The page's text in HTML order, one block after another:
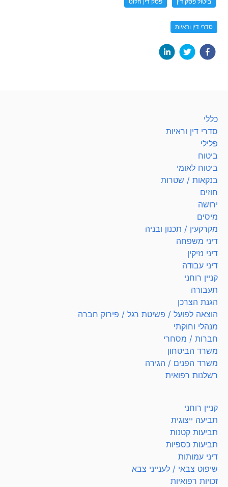
סדרי דין וראיות
כללי
סדרי דין וראיות
פלילי
ביטוח
ביטוח לאומי
בנקאות / שטרות
חוזים
ירושה
מיסים
מקרקעין / תכנון ובניה
דיני משפחה
דיני נזיקין
דיני עבודה
קניין רוחני
תעבורה
הגנת הצרכן
הוצאה לפועל / פשיטת רגל / פירוק חברה
מנהלי וחוקתי
חברות / מסחרי
משרד הביטחון
משרד הפנים / הגירה
רשלנות רפואית
קניין רוחני
תביעה ייצוגית
תביעות קטנות
תביעות כספיות
דיני עמותות
שיפוט צבאי / לענייני צבא
זכויות רפואיות